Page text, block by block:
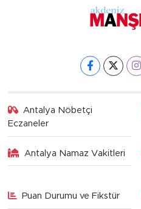
Antalya Nöbetçi
Eczaneler
Antalya Namaz Vakitleri
Puan Durumu ve Fikstür